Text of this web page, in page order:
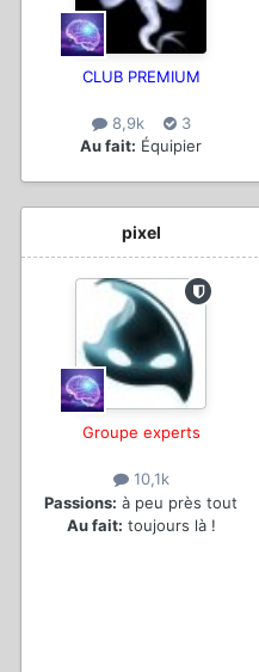
CLUB PREMIUM
8,9k
3
Au fait: Équipier
pixel
Groupe experts
10,1k
Passions: à peu près tout
Au fait: toujours là !